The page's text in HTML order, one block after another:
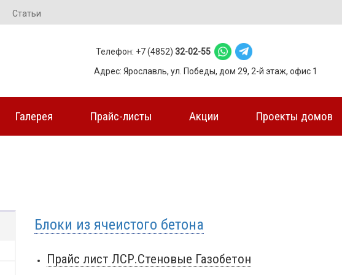
Статьи
Телефон: +7 (4852) 32-02-55
Адрес: Ярославль, ул. Победы, дом 29, 2-й этаж, офис 1
Галерея Прайс-листы Акции Проекты домов
Блоки из ячеистого бетона
Прайс лист ЛСР.Стеновые Газобетон